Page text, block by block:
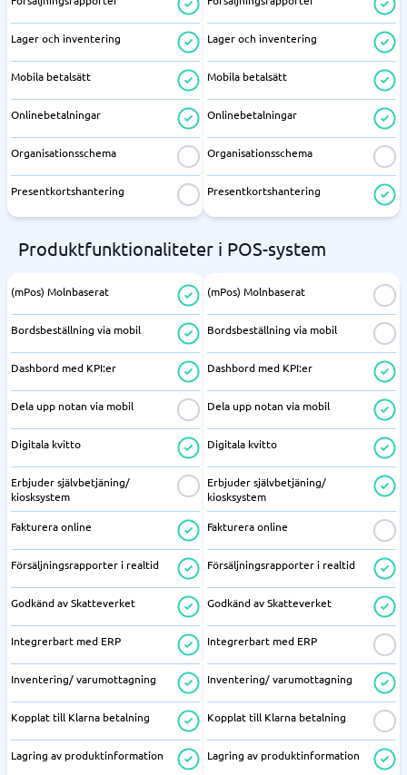
Lager och inventering
Mobila betalsätt
Onlinebetalningar
Organisationsschema
Presentkortshantering
Lager och inventering
Mobila betalsätt
Onlinebetalningar
Organisationsschema
Presentkortshantering
Produktfunktionaliteter i POS-system
(mPos) Molnbaserat
Bordsbeställning via mobil
Dashbord med KPI:er
Dela upp notan via mobil
Digitala kvitto
Erbjuder självbetjäning/
kiosksystem
Fakturera online
Försäljningsrapporter i realtid
Godkänd av Skatteverket
Integrerbart med ERP
Inventering/ varumottagning
Kopplat till Klarna betalning
Lagring av produktinformation
(mPos) Molnbaserat
Bordsbeställning via mobil
Dashbord med KPI:er
Dela upp notan via mobil
Digitala kvitto
Erbjuder självbetjäning/
kiosksystem
Fakturera online
Försäljningsrapporter i realtid
Godkänd av Skatteverket
Integrerbart med ERP
Inventering/ varumottagning
Kopplat till Klarna betalning
Lagring av produktinformation